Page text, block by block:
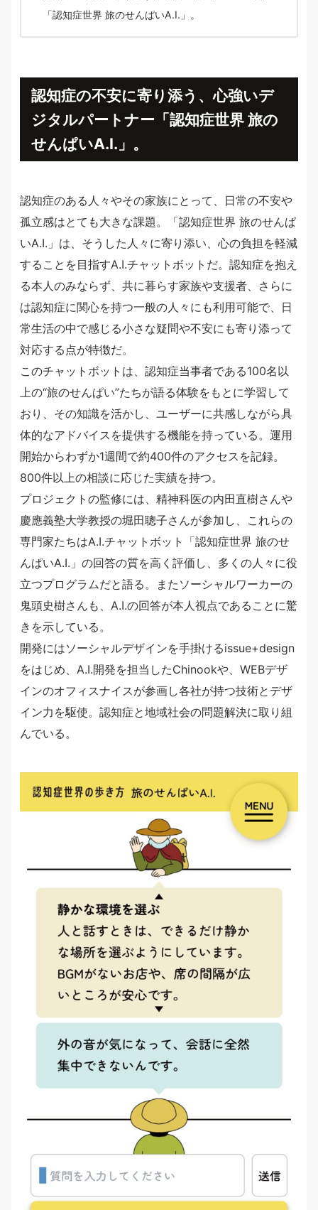
「認知症世界 旅のせんぱいA.I.」。
認知症の不安に寄り添う、心強いデ
ジタルパートナー「認知症世界 旅の
せんぱいA.I.」。
認知症のある人々やその家族にとって、日常の不安や
孤立感はとても大きな課題。「認知症世界 旅のせんぱ
いA.I.」は、そうした人々に寄り添い、心の負担を軽減
することを目指すA.I.チャットボットだ。認知症を抱え
る本人のみならず、共に暮らす家族や支援者、さらに
は認知症に関心を持つ一般の人々にも利用可能で、日
常生活の中で感じる小さな疑問や不安にも寄り添って
対応する点が特徴だ。
このチャットボットは、認知症当事者である100名以
上の“旅のせんぱい”たちが語る体験をもとに学習して
おり、その知識を活かし、ユーザーに共感しながら具
体的なアドバイスを提供する機能を持っている。運用
開始からわずか1週間で約400件のアクセスを記録。
800件以上の相談に応じた実績を持つ。
プロジェクトの監修には、精神科医の内田直樹さんや
慶應義塾大学教授の堀田聰子さんが参加し、これらの
専門家たちはA.I.チャットボット「認知症世界 旅のせ
んぱいA.I.」の回答の質を高く評価し、多くの人々に役
立つプログラムだと語る。またソーシャルワーカーの
鬼頭史樹さんも、A.I.の回答が本人視点であることに驚
きを示している。
開発にはソーシャルデザインを手掛けるissue+design
をはじめ、A.I.開発を担当したChinookや、WEBデザ
インのオフィスナイスが参画し各社が持つ技術とデザ
イン力を駆使。認知症と地域社会の問題解決に取り組
んでいる。